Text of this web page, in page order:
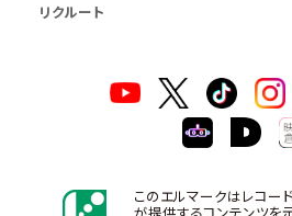
リクルート
このエルマークはレコー
が提供するコンテンツを